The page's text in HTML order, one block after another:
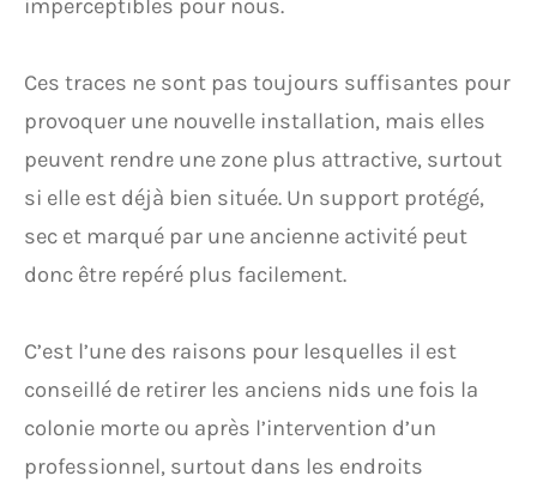
imperceptibles pour nous.
Ces traces ne sont pas toujours suffisantes pour
provoquer une nouvelle installation, mais elles
peuvent rendre une zone plus attractive, surtout
si elle est déjà bien située. Un support protégé,
sec et marqué par une ancienne activité peut
donc être repéré plus facilement.
C’est l’une des raisons pour lesquelles il est
conseillé de retirer les anciens nids une fois la
colonie morte ou après l’intervention d’un
professionnel, surtout dans les endroits